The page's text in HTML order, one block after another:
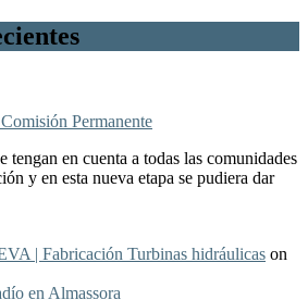
Permanente
tengan en cuenta a todas las comunidades
y en esta nueva etapa se pudiera dar
| Fabricación Turbinas hidráulicas on
en Almassora